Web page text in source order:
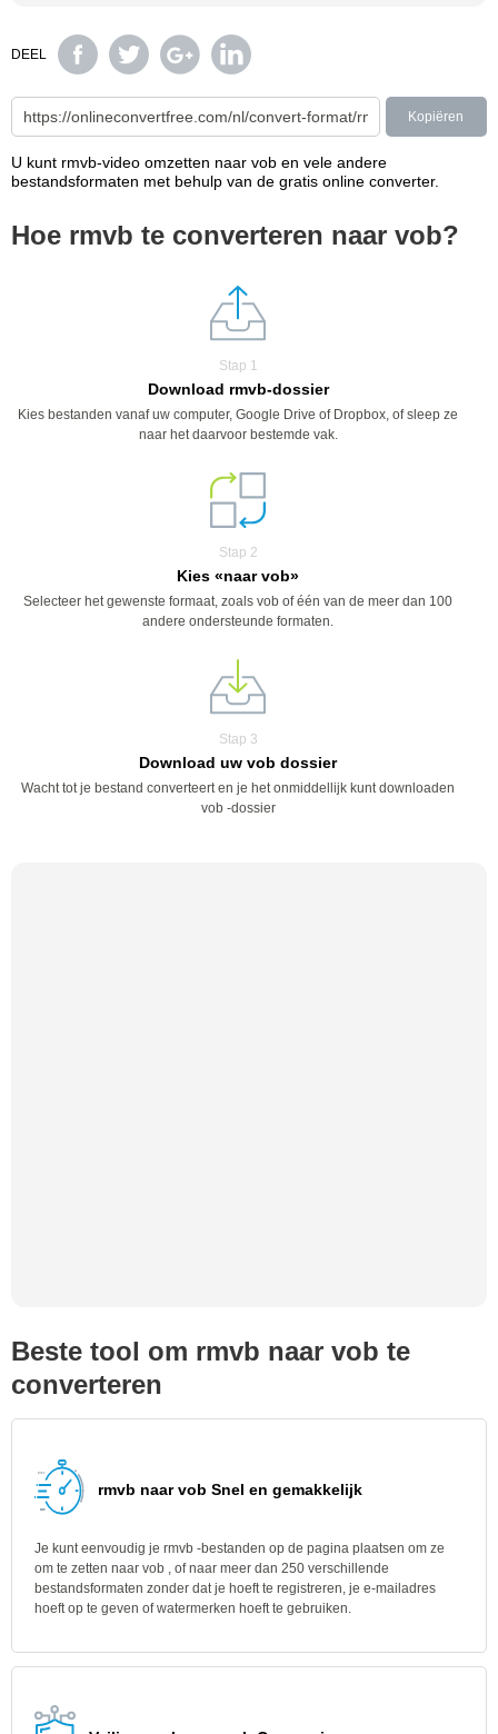
DEEL
Kopiëren
U kunt rmvb-video omzetten naar vob en vele andere
bestandsformaten met behulp van de gratis online converter.
Hoe rmvb te converteren naar vob?
Stap 1
Download rmvb-dossier
Kies bestanden vanaf uw computer, Google Drive of Dropbox, of sleep ze
naar het daarvoor bestemde vak.
Stap 2
Kies «naar vob»
Selecteer het gewenste formaat, zoals vob of één van de meer dan 100
andere ondersteunde formaten.
Stap 3
Download uw vob dossier
Wacht tot je bestand converteert en je het onmiddellijk kunt downloaden
vob -dossier
Beste tool om rmvb naar vob te
converteren
rmvb naar vob Snel en gemakkelijk
Je kunt eenvoudig je rmvb -bestanden op de pagina plaatsen om ze
om te zetten naar vob , of naar meer dan 250 verschillende
bestandsformaten zonder dat je hoeft te registreren, je e-mailadres
hoeft op te geven of watermerken hoeft te gebruiken.